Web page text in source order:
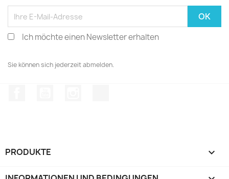
Ich möchte einen Newsletter erhalten
Sie können sich jederzeit abmelden.
PRODUKTE 